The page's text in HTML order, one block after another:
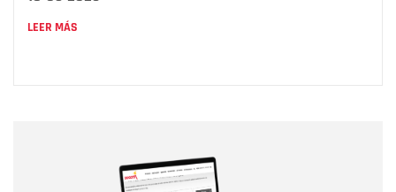
LEER MÁS